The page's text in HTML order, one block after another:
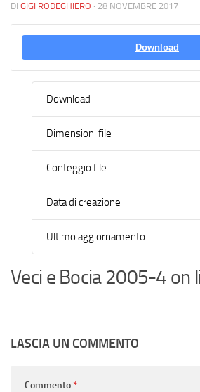
DI GIGI RODEGHIERO · 28 NOVEMBRE 2017
Download
Download
Dimensioni file
Conteggio file
Data di creazione
Ultimo aggiornamento
Veci e Bocia 2005-4 on
LASCIA UN COMMENTO
Commento*